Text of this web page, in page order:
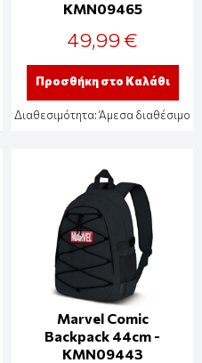
KMN09465
49,99 €
Προσθήκη στο Καλάθι
Διαθεσιμότητα:Άμεσα διαθέσιμο
Marvel Comic
Backpack 44cm -
KMN09443